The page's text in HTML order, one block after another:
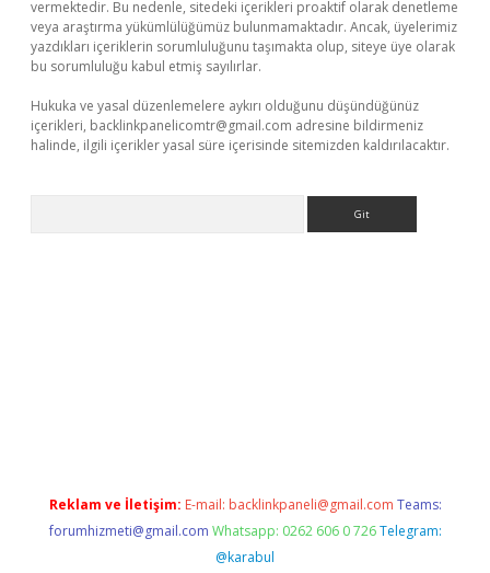
vermektedir. Bu nedenle, sitedeki içerikleri proaktif olarak denetleme
veya araştırma yükümlülüğümüz bulunmamaktadır. Ancak, üyelerimiz
yazdıkları içeriklerin sorumluluğunu taşımakta olup, siteye üye olarak
bu sorumluluğu kabul etmiş sayılırlar.
Hukuka ve yasal düzenlemelere aykırı olduğunu düşündüğünüz
içerikleri, backlinkpanelicomtr@gmail.com adresine bildirmeniz
halinde, ilgili içerikler yasal süre içerisinde sitemizden kaldırılacaktır.
Reklam ve İletişim: E-mail: backlinkpaneli@gmail.com Teams:
forumhizmeti@gmail.com Whatsapp: 0262 606 0 726 Telegram:
@karabul